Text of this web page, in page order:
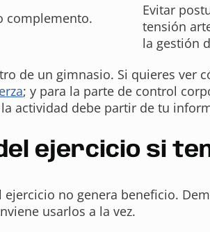
complemento.
Evitar
tensión
la gestión
de un gimnasio. Si quieres ver
; y para la parte de control
actividad debe partir de tu
ejercicio si
no genera beneficio.
usarlos a la vez.